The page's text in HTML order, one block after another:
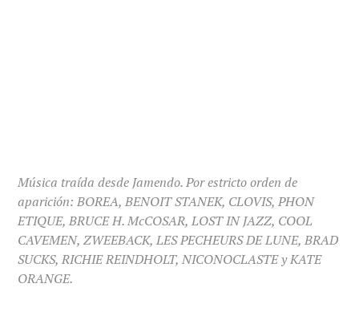
Música traída desde Jamendo. Por estricto orden de
aparición: BOREA, BENOIT STANEK, CLOVIS, PHON
ETIQUE, BRUCE H. McCOSAR, LOST IN JAZZ, COOL
CAVEMEN, ZWEEBACK, LES PECHEURS DE LUNE, BRAD
SUCKS, RICHIE REINDHOLT, NICONOCLASTE y KATE
ORANGE.